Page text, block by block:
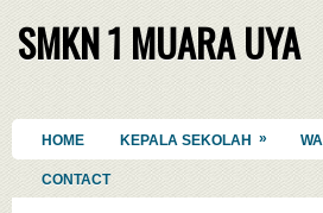
SMKN 1 MUARA UYA
HOME KEPALA SEKOLAH »
CONTACT